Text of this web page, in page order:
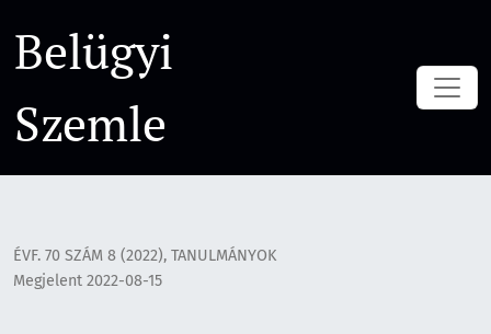
Belügyi
Szemle
ÉVF. 70 SZÁM 8 (2022), TANULMÁNYOK
Megjelent 2022-08-15